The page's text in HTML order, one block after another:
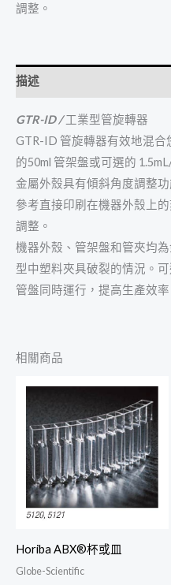
調整。
描述
GTR-ID /工業型管旋轉器
GTR-ID 管旋轉器有效地混
的50ml 管架盤或可選的
金屬外殼具有傾斜角度調整
參考直接印刷在機器外殼上
調整。
機器外殼、管架盤和管夾均
型中塑料夾具破裂的情況。
管盤同時運行，提高生產效率
相關商品
Horiba ABX®杯或皿
Globe-Scientific